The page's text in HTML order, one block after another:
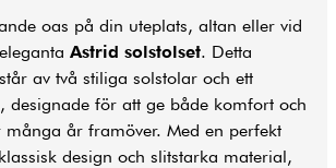
oas på din uteplats, altan eller vid
Astrid solstolset. Detta
av två stiliga solstolar och ett
designade för att ge både komfort och
år framöver. Med en perfekt
design och slitstarka material,